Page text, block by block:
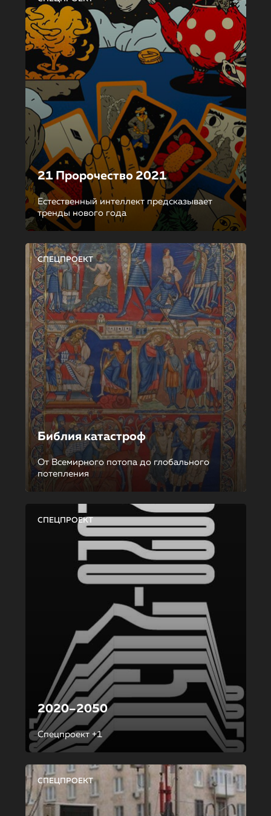
21 Пророчество 2021
Естественный интеллект предсказывает
тренды нового года
СПЕЦПРОЕКТ
Библия катастроф
От Всемирного потопа до глобального
потепления
СПЕЦПРОЕКТ
2020–2050
Спецпроект +1
СПЕЦПРОЕКТ